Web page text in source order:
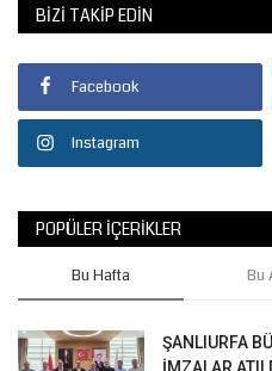
BIZI TAKIP EDIN
Facebook
Instagram
POPÜLER İÇERIKLER
Bu Hafta Bu
ŞANLIURFA